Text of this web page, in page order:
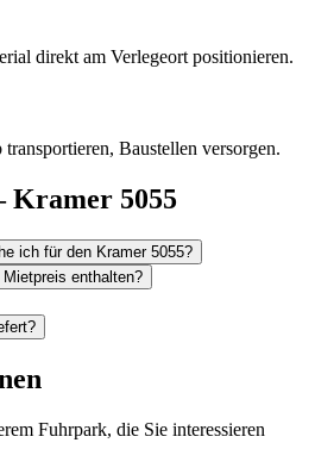
direkt am Verlegeort positionieren.
Baustellen versorgen.
Kramer 5055
ich für den Kramer 5055?
enthalten?
Fuhrpark, die Sie interessieren